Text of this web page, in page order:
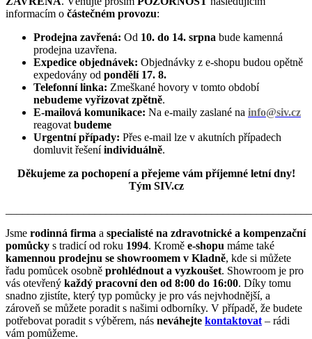
informacím o částečném provozu:
Prodejna zavřená: Od 10. do 14. srpna bude kamenná
prodejna uzavřena.
Expedice objednávek: Objednávky z e-shopu budou opětně
expedovány od pondělí 17. 8.
Telefonní linka: Zmeškané hovory v tomto období
nebudeme vyřizovat zpětně.
E-mailová komunikace: Na e-maily zaslané na info@siv.cz
reagovat budeme
Urgentní případy: Přes e-mail lze v akutních případech
domluvit řešeníindividuálně.
Děkujeme za pochopení a přejeme vám příjemné letní dny!
Tým SIV.cz
Jsme rodinná firma a specialisté na zdravotnické a kompenzační
pomůcky s tradicí od roku 1994. Kromě e-shopu máme také
kamennou prodejnu se showroomem v Kladně, kde si můžete
řadu pomůcek osobně prohlédnout a vyzkoušet. Showroom je pro
vás otevřený každý pracovní den od 8:00 do 16:00. Díky tomu
snadno zjistíte, který typ pomůcky je pro vás nejvhodnější, a
zároveň se můžete poradit s našimi odborníky. V případě, že budete
potřebovat poradit s výběrem, nás neváhejte kontaktovat – rádi
vám pomůžeme.